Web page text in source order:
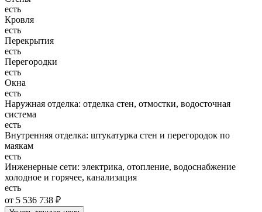
есть
Кровля
есть
Перекрытия
есть
Перегородки
есть
Окна
есть
Наружная отделка: отделка стен, отмостки, водосточная
система
есть
Внутренняя отделка: штукатурка стен и перегородок по
маякам
есть
Инженерные сети: электрика, отопление, водоснабжение
холодное и горячее, канализация
есть
от 5 536 738 ₽